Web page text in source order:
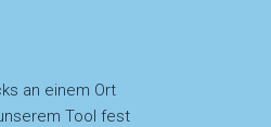
an einem Ort
Tool fest